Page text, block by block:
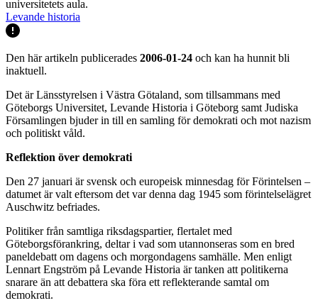
universitetets aula.
Levande historia
Den här artikeln publicerades 2006-01-24 och kan ha hunnit bli
inaktuell.
Det är Länsstyrelsen i Västra Götaland, som tillsammans med
Göteborgs Universitet, Levande Historia i Göteborg samt Judiska
Församlingen bjuder in till en samling för demokrati och mot nazism
och politiskt våld.
Reflektion över demokrati
Den 27 januari är svensk och europeisk minnesdag för Förintelsen –
datumet är valt eftersom det var denna dag 1945 som förintelselägret
Auschwitz befriades.
Politiker från samtliga riksdagspartier, flertalet med
Göteborgsförankring, deltar i vad som utannonseras som en bred
paneldebatt om dagens och morgondagens samhälle. Men enligt
Lennart Engström på Levande Historia är tanken att politikerna
snarare än att debattera ska föra ett reflekterande samtal om
demokrati.